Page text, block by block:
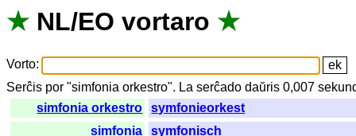
★ NL/EO vortaro ★
Vorto:
Serĉis por "simfonia orkestro". La serĉado daŭris 0,007
simfonia orkestro
symfonieorkest
simfonia
symfonisch